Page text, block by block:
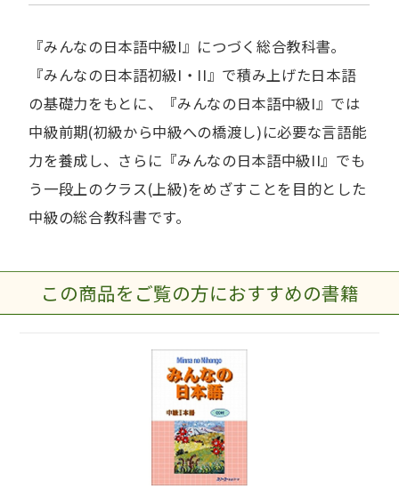
『みんなの日本語中級I』につづく総合教科書。
『みんなの日本語初級I・II』で積み上げた日本語
の基礎力をもとに、『みんなの日本語中級I』では
中級前期(初級から中級への橋渡し)に必要な言語能
力を養成し、さらに『みんなの日本語中級II』でも
う一段上のクラス(上級)をめざすことを目的とした
中級の総合教科書です。
この商品をご覧の方におすすめの書籍